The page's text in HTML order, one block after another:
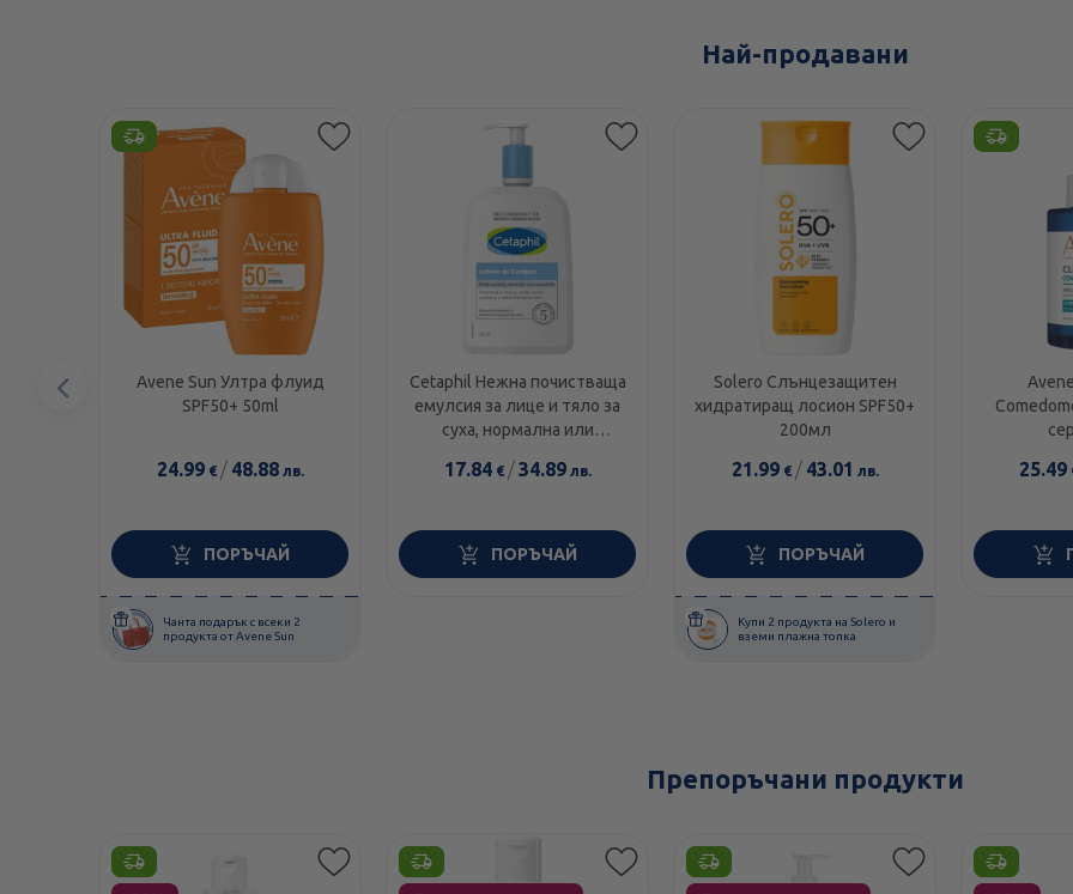
Най-продавани
Avene Sun Ултра флуид
SPF50+ 50ml
24.99€ / 48.88лв.
ПОРЪЧАЙ
Чанта подарък с всеки 2
продукта от Avene Sun
Cetaphil Нежна почистваща
емулсия за лице и тяло за
суха, нормална или
17.84€ /34.89лв.
ПОРЪЧАЙ
Solero Слънцезащитен
хидратиращ лосион SPF50+
200мл
21.99€ / 43.01 лв.
ПОРЪЧАЙ
Купи 2 продукта на Solero и
вземи плажна топка
25.49
Предишен
Препоръчани продукти
Етикети Етикети Етикети Етикети